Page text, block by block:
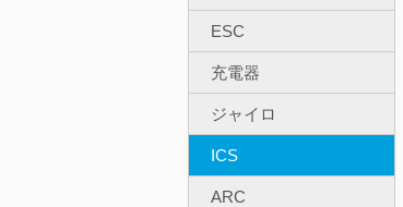
ESC
充電器
ジャイロ
ICS
ARC